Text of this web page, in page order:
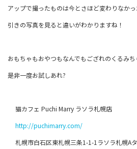
アップで撮ったものは今とさほど変わりなかっ
引きの写真を見ると違いがわかりますね！
おもちゃもおやつもなんでもござれのくるみち
是非一度お試しあれ?
猫カフェ Puchi Marry ラソラ札幌店
http://puchimarry.com/
札幌市白石区東札幌三条1-1-1ラソラ札幌A